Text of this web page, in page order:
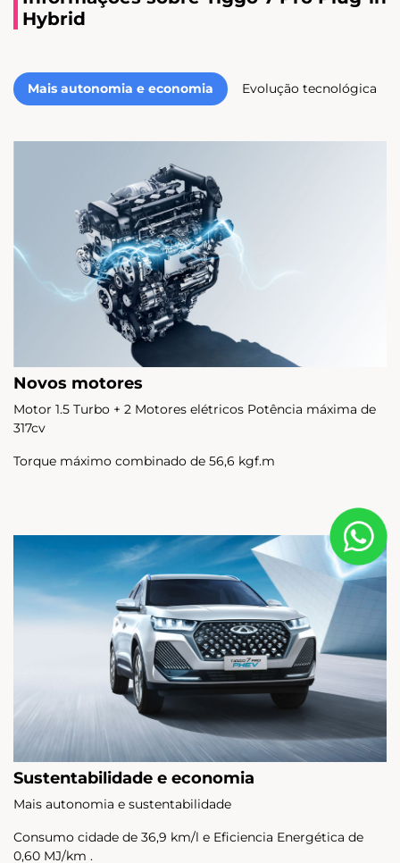
Hybrid
Mais autonomia e economia Evolução tecnológica
Novos motores
Motor 1.5 Turbo + 2 Motores elétricos Potência máxima de
317cv
Torque máximo combinado de 56,6 kgf.m
Sustentabilidade e economia
Mais autonomia e sustentabilidade
Consumo cidade de 36,9 km/l e Eficiencia Energética de
0,60 MJ/km .